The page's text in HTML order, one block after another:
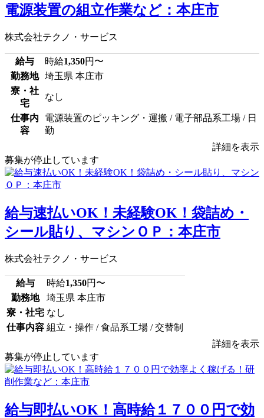
電源装置の組立作業など：本庄市
株式会社テクノ・サービス
給与 時給1,350円〜
勤務地
埼玉県 本庄市
寮・社
宅
なし
仕事内
容
電源装置のピッキング・運搬 / 電子部品系工場 / 日
勤
詳細を表示
募集が停止しています
給与速払いOK！未経験OK！袋詰め・
シール貼り、マシンＯＰ：本庄市
株式会社テクノ・サービス
給与 時給1,350円〜
勤務地
埼玉県 本庄市
寮・社宅 なし
仕事内容 組立・操作 / 食品系工場 / 交替制
詳細を表示
募集が停止しています
給与即払いOK！高時給１７００円で効